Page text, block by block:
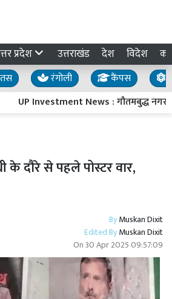
प्रदेश उत्तराखंड देश विदेश
रंगोली कैंपस
UP Investment News : गौतमबुद्ध नगर
के दौरे से पहले पोस्टर वार,
ByMuskan Dixit
Edited ByMuskan Dixit
On30 Apr 2025 09:57:09